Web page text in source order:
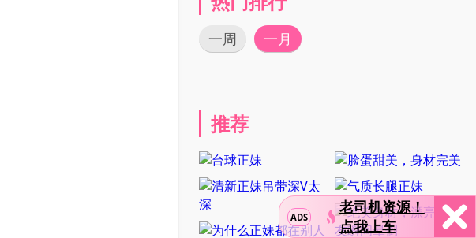
一周 一月
推荐
ADS
老司机资源！
点我上车